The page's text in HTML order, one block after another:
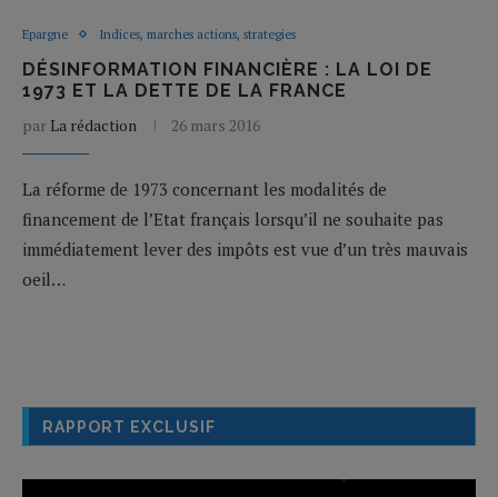
Epargne Indices, marches actions, strategies
DÉSINFORMATION FINANCIÈRE : LA LOI DE
1973 ET LA DETTE DE LA FRANCE
par La rédaction 26 mars 2016
La réforme de 1973 concernant les modalités de
financement de l’Etat français lorsqu’il ne souhaite pas
immédiatement lever des impôts est vue d’un très mauvais
oeil…
RAPPORT EXCLUSIF